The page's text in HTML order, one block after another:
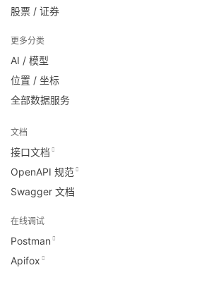
股票 / 证券
更多分类
AI / 模型
位置 / 坐标
全部数据服务
文档
接口文档
OpenAPI 规范
Swagger 文档
在线调试
Postman
Apifox